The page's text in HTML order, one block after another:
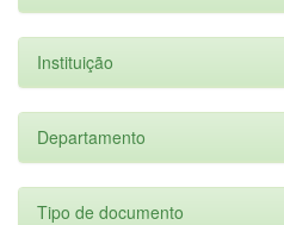
Instituição
Departamento
Tipo de documento